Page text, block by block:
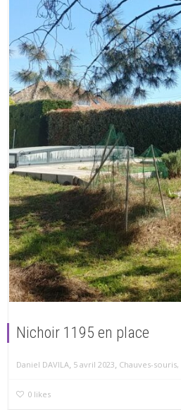
Nichoir 1195 en place
Daniel DAVILA 5 avril 2023 Chauves-souris,
0 likes